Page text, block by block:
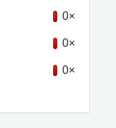
0×
0×
0×